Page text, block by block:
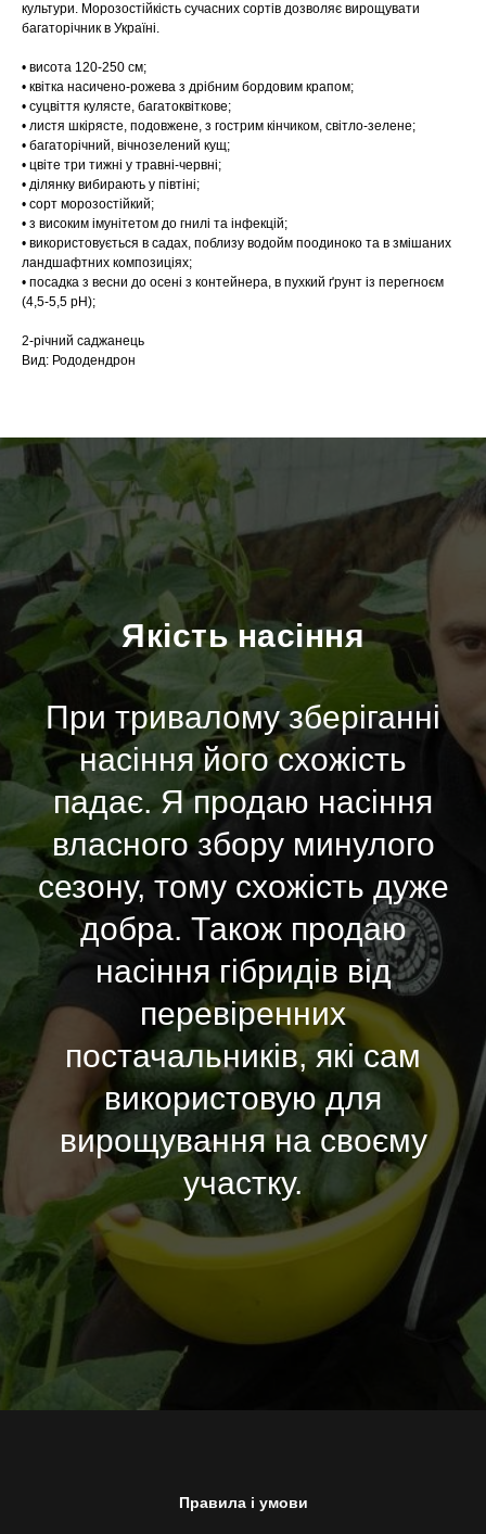
культури. Морозостійкість сучасних сортів дозволяє вирощувати
багаторічник в Україні.
• висота 120-250 см;
• квітка насичено-рожева з дрібним бордовим крапом;
• суцвіття кулясте, багатоквіткове;
• листя шкірясте, подовжене, з гострим кінчиком, світло-зелене;
• багаторічний, вічнозелений кущ;
• цвіте три тижні у травні-червні;
• ділянку вибирають у півтіні;
• сорт морозостійкий;
• з високим імунітетом до гнилі та інфекцій;
• використовується в садах, поблизу водойм поодиноко та в змішаних
ландшафтних композиціях;
• посадка з весни до осені з контейнера, в пухкий ґрунт із перегноєм
(4,5-5,5 pH);
2-річний саджанець
Вид: Рододендрон
Якість насіння
При тривалому зберіганні
насіння його схожість
падає. Я продаю насіння
власного збору минулого
сезону, тому схожість дуже
добра. Також продаю
насіння гібридів від
перевіренних
постачальників, які сам
використовую для
вирощування на своєму
участку.
Правила і умови